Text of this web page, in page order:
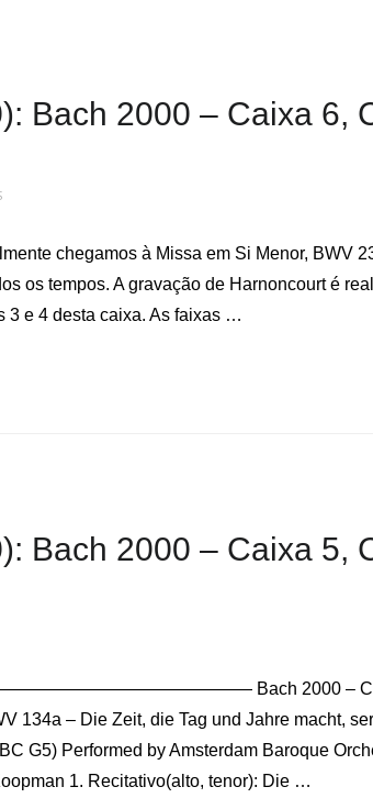
Bach 2000 – Caixa 6,
chegamos à Missa em Si Menor, BWV
os tempos. A gravação de Harnoncourt é
3 e 4 desta caixa. As faixas …
Bach 2000 – Caixa 5,
Bach 2000 –
Zeit, die Tag und Jahre macht,
G5) Performed by Amsterdam Baroque
1. Recitativo(alto, tenor): Die …